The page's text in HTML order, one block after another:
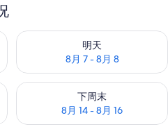
月 7
明天
8月 7 - 8月 8
查看明天的空房情况：8月 7 -
8月 9
下周末
8月 14 - 8月 16
查看下周末的空房情况：8月